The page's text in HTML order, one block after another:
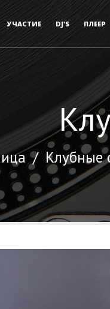
УЧАСТИЕ DJ'S ПЛЕЕР
/ Клубные